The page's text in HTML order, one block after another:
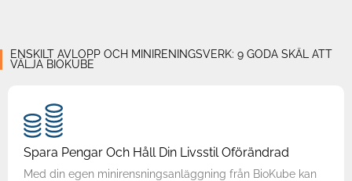
ENSKILT AVLOPP OCH MINIRENINGSVERK: 9 GODA SKÄL ATT
VÄLJA BIOKUBE
Spara Pengar Och Håll Din Livsstil Oförändrad
Med din egen minirensningsanläggning från BioKube kan